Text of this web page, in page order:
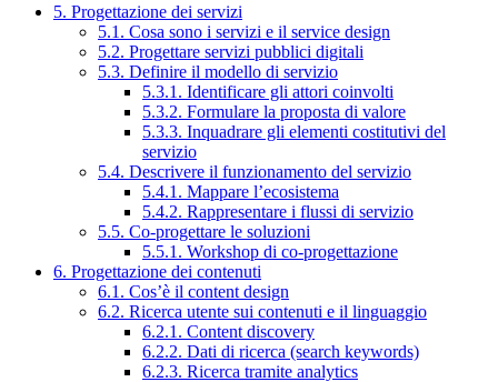
5. Progettazione dei servizi
5.1. Cosa sono i servizi e il service design
5.2. Progettare servizi pubblici digitali
5.3. Definire il modello di servizio
5.3.1. Identificare gli attori coinvolti
5.3.2. Formulare la proposta di valore
5.3.3. Inquadrare gli elementi costitutivi del
servizio
5.4. Descrivere il funzionamento del servizio
5.4.1. Mappare l’ecosistema
5.4.2. Rappresentare i flussi di servizio
5.5. Co-progettare le soluzioni
5.5.1. Workshop di co-progettazione
6. Progettazione dei contenuti
6.1. Cos’è il content design
6.2. Ricerca utente sui contenuti e il linguaggio
6.2.1. Content discovery
6.2.2. Dati di ricerca (search keywords)
6.2.3. Ricerca tramite analytics